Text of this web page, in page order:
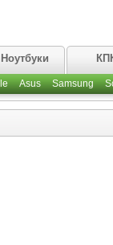
Ноутбуки
Asus Samsung